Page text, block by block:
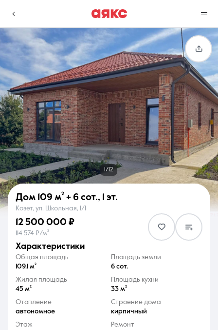
г. Краснодар
Избранное
0 объявлений
Сравнение
0 объявлений
Недвижимость Услуги
О компании
8 (861) 297-00-00
Ежедневно с 08:30 до 20:00
1/12
Дом 109 м² + 6 сот., 1 эт.
Козет, ул. Школьная, 1/1
12 500 000 ₽
114 574 ₽/м²
характеристики
Общая площадь
109.1 м²
Площадь земли
6 сот.
Жилая площадь
45 м²
Площадь кухни
33 м²
Отопление
автономное
Строение дома
кирпичный
Этаж
Ремонт